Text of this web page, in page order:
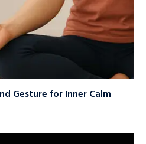
Gesture for Inner Calm